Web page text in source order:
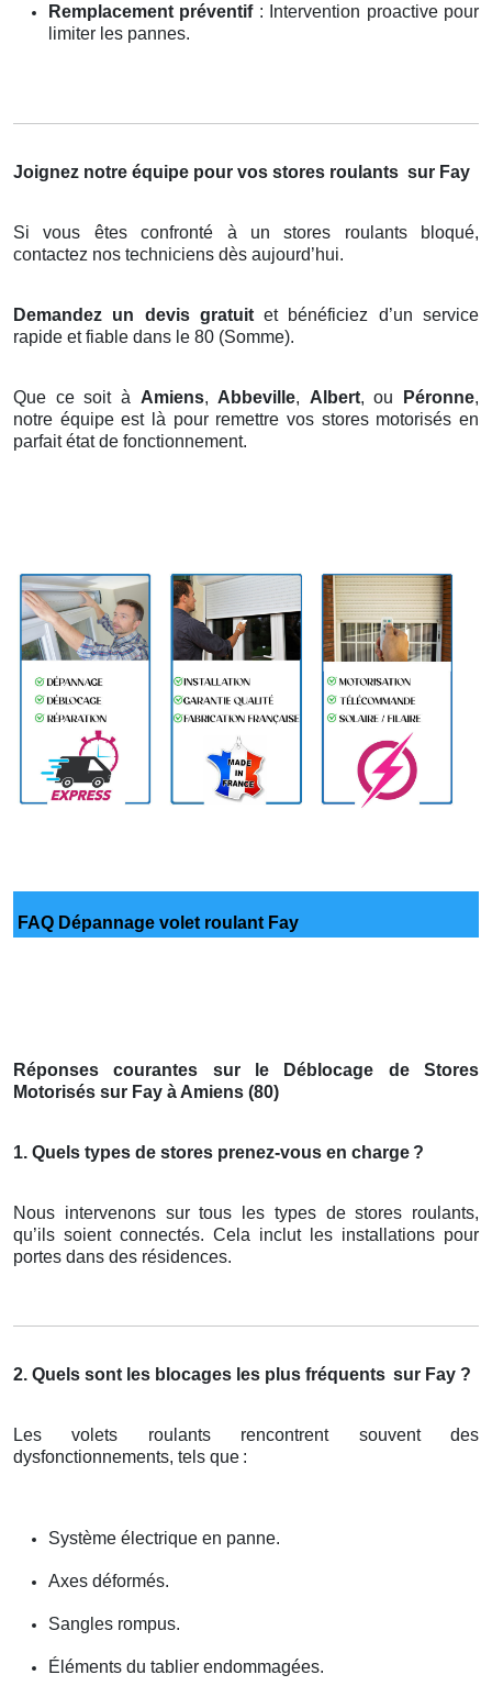
Remplacement préventif: Intervention proactive pour
limiter les pannes.
Joignez notre équipe pour vos stores roulants sur Fay
Si vous êtes confronté à un stores roulants bloqué,
contactez nos techniciens dès aujourd’hui.
Demandez un devis gratuitet bénéficiez d’un service
rapide et fiable dans le 80 (Somme).
Que ce soit à Amiens, Abbeville, Albert, ou Péronne,
notre équipe est là pour remettre vos stores motorisés en
parfait état de fonctionnement.
FAQ Dépannage volet roulant Fay
Réponses courantes sur le Déblocage de Stores
Motorisés sur Fay à Amiens (80)
1. Quels types de stores prenez-vous en charge ?
Nous intervenons sur tous les types de stores roulants,
qu’ils soient connectés. Cela inclut les installations pour
portes dans des résidences.
2. Quels sont les blocages les plus fréquents sur Fay ?
Les volets roulants rencontrent souvent des
dysfonctionnements, tels que :
Système électrique en panne.
Axes déformés.
Sangles rompus.
Éléments du tablier endommagées.